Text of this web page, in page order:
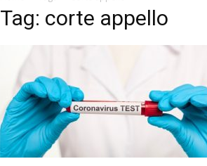
Tag: corte appello